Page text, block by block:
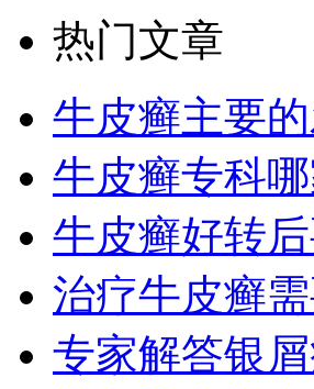
热门文章
牛皮癣主要
牛皮癣专科
牛皮癣好转
治疗牛皮癣
专家解答银